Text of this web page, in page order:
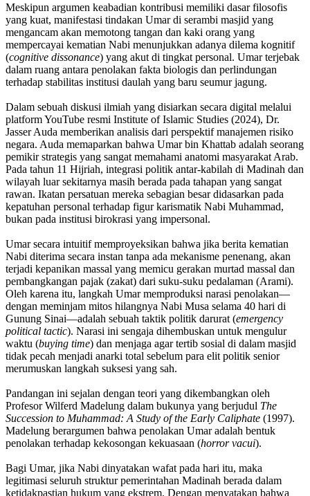
Meskipun argumen keabadian kontribusi memiliki dasar filosofis
yang kuat, manifestasi tindakan Umar di serambi masjid yang
mengancam akan memotong tangan dan kaki orang yang
mempercayai kematian Nabi menunjukkan adanya dilema kognitif
(cognitive dissonance) yang akut di tingkat personal. Umar terjebak
dalam ruang antara penolakan fakta biologis dan perlindungan
terhadap stabilitas institusi daulah yang baru seumur jagung.
Dalam sebuah diskusi ilmiah yang disiarkan secara digital melalui
platform YouTube resmi Institute of Islamic Studies (2024), Dr.
Jasser Auda memberikan analisis dari perspektif manajemen risiko
negara. Auda memaparkan bahwa Umar bin Khattab adalah seorang
pemikir strategis yang sangat memahami anatomi masyarakat Arab.
Pada tahun 11 Hijriah, integrasi politik antar-kabilah di Madinah dan
wilayah luar sekitarnya masih berada pada tahapan yang sangat
rawan. Ikatan persatuan mereka sebagian besar didasarkan pada
kepatuhan personal terhadap figur karismatik Nabi Muhammad,
bukan pada institusi birokrasi yang impersonal.
Umar secara intuitif memproyeksikan bahwa jika berita kematian
Nabi diterima secara instan tanpa ada mekanisme penenang, akan
terjadi kepanikan massal yang memicu gerakan murtad massal dan
pembangkangan pajak (zakat) dari suku-suku pedalaman (Arami).
Oleh karena itu, langkah Umar memproduksi narasi penolakan—
dengan meminjam mitos hilangnya Nabi Musa selama 40 hari di
Gunung Sinai—adalah sebuah taktik politik darurat (emergency
political tactic). Narasi ini sengaja dihembuskan untuk mengulur
waktu (buying time) dan menjaga agar tertib sosial di dalam masjid
tidak pecah menjadi anarki total sebelum para elit politik senior
merumuskan langkah suksesi yang sah.
Pandangan ini sejalan dengan teori yang dikembangkan oleh
Profesor Wilferd Madelung dalam bukunya yang berjudul The
Succession to Muhammad: A Study of the Early Caliphate (1997).
Madelung berargumen bahwa penolakan Umar adalah bentuk
penolakan terhadap kekosongan kekuasaan (horror vacui).
Bagi Umar, jika Nabi dinyatakan wafat pada hari itu, maka
legitimasi seluruh struktur pemerintahan Madinah berada dalam
ketidakpastian hukum yang ekstrem. Dengan menyatakan bahwa